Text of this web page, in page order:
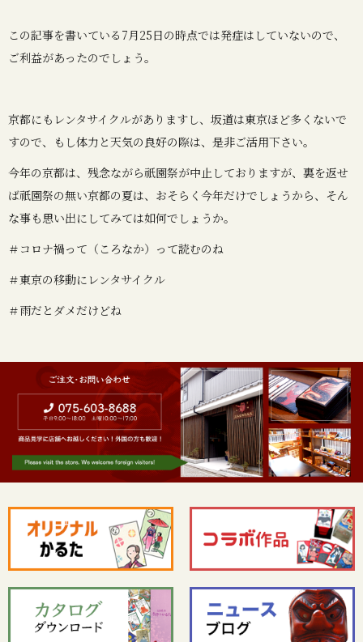
この記事を書いている7月25日の時点では発症はしていないので、
ご利益があったのでしょう。
京都にもレンタサイクルがありますし、坂道は東京ほど多くないで
すので、もし体力と天気の良好の際は、是非ご活用下さい。
今年の京都は、残念ながら祇園祭が中止しておりますが、裏を返せ
ば祇園祭の無い京都の夏は、おそらく今年だけでしょうから、そん
な事も思い出にしてみては如何でしょうか。
＃コロナ禍って（ころなか）って読むのね
＃東京の移動にレンタサイクル
＃雨だとダメだけどね